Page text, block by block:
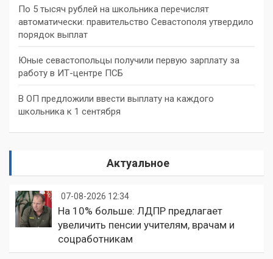
По 5 тысяч рублей на школьника перечислят
автоматически: правительство Севастополя утвердило
порядок выплат
Юные севастопольцы получили первую зарплату за
работу в ИТ-центре ПСБ
В ОП предложили ввести выплату на каждого
школьника к 1 сентября
Актуальное
07-08-2026 12:34
На 10% больше: ЛДПР предлагает
увеличить пенсии учителям, врачам и
соцработникам